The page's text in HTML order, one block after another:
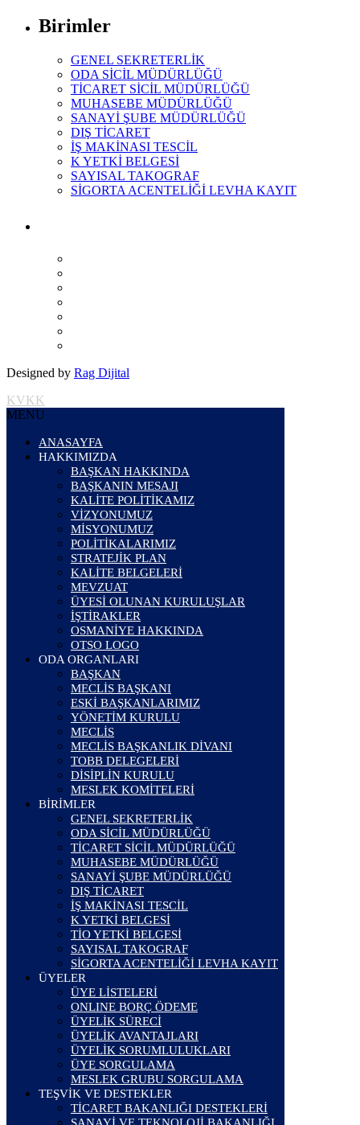
Birimler
GENEL SEKRETERLİK
ODA SİCİL MÜDÜRLÜĞÜ
TİCARET SİCİL MÜDÜRLÜĞÜ
MUHASEBE MÜDÜRLÜĞÜ
SANAYİ ŞUBE MÜDÜRLÜĞÜ
DIŞ TİCARET
İŞ MAKİNASI TESCİL
K YETKİ BELGESİ
SAYISAL TAKOGRAF
SİGORTA ACENTELİĞİ LEVHA KAYIT
Designed by Rag Dijital
KVKK
MENU
ANASAYFA
HAKKIMIZDA
BAŞKAN HAKKINDA
BAŞKANIN MESAJI
KALİTE POLİTİKAMIZ
VİZYONUMUZ
MİSYONUMUZ
POLİTİKALARIMIZ
STRATEJİK PLAN
KALİTE BELGELERİ
MEVZUAT
ÜYESİ OLUNAN KURULUŞLAR
İŞTİRAKLER
OSMANİYE HAKKINDA
OTSO LOGO
ODA ORGANLARI
BAŞKAN
MECLİS BAŞKANI
ESKİ BAŞKANLARIMIZ
YÖNETİM KURULU
MECLİS
MECLİS BAŞKANLIK DİVANI
TOBB DELEGELERİ
DİSİPLİN KURULU
MESLEK KOMİTELERİ
BİRİMLER
GENEL SEKRETERLİK
ODA SİCİL MÜDÜRLÜĞÜ
TİCARET SİCİL MÜDÜRLÜĞÜ
MUHASEBE MÜDÜRLÜĞÜ
SANAYİ ŞUBE MÜDÜRLÜĞÜ
DIŞ TİCARET
İŞ MAKİNASI TESCİL
K YETKİ BELGESİ
TİO YETKİ BELGESİ
SAYISAL TAKOGRAF
SİGORTA ACENTELİĞİ LEVHA KAYIT
ÜYELER
ÜYE LİSTELERİ
ONLINE BORÇ ÖDEME
ÜYELİK SÜRECİ
ÜYELİK AVANTAJLARI
ÜYELİK SORUMLULUKLARI
ÜYE SORGULAMA
MESLEK GRUBU SORGULAMA
TEŞVİK VE DESTEKLER
TİCARET BAKANLIĞI DESTEKLERİ